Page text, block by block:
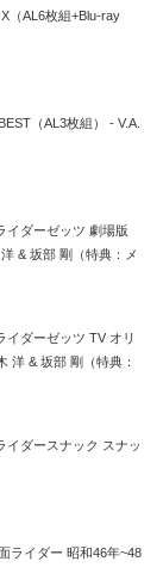
（AL6枚組+Blu-ray
（AL3枚組） - V.A.
イダーゼッツ 劇場版
& 坂部 剛（特典：メ
イダーゼッツ TV オリ
洋 & 坂部 剛（特典：
イダースナック スナッ
ライダー 昭和46年~48